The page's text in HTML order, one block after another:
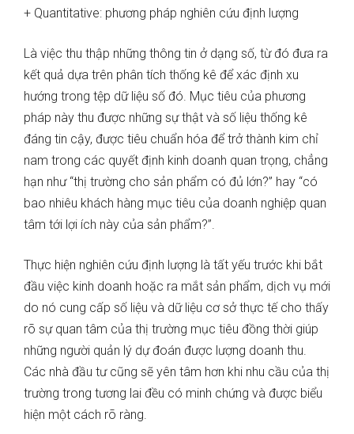
+ Quantitative: phương pháp nghiên cứu định lượng
Là việc thu thập những thông tin ở dạng số, từ đó đưa ra
kết quả dựa trên phân tích thống kê để xác định xu
hướng trong tệp dữ liệu số đó. Mục tiêu của phương
pháp này thu được những sự thật và số liệu thống kê
đáng tin cậy, được tiêu chuẩn hóa để trở thành kim chỉ
nam trong các quyết định kinh doanh quan trọng, chẳng
hạn như “thị trường cho sản phẩm có đủ lớn?” hay “có
bao nhiêu khách hàng mục tiêu của doanh nghiệp quan
tâm tới lợi ích này của sản phẩm?”.
Thực hiện nghiên cứu định lượng là tất yếu trước khi bắt
đầu việc kinh doanh hoặc ra mắt sản phẩm, dịch vụ mới
do nó cung cấp số liệu và dữ liệu cơ sở thực tế cho thấy
rõ sự quan tâm của thị trường mục tiêu đồng thời giúp
những người quản lý dự đoán được lượng doanh thu.
Các nhà đầu tư cũng sẽ yên tâm hơn khi nhu cầu của thị
trường trong tương lai đều có minh chứng và được biểu
hiện một cách rõ ràng.